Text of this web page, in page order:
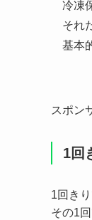
ま
冷蔵
冷